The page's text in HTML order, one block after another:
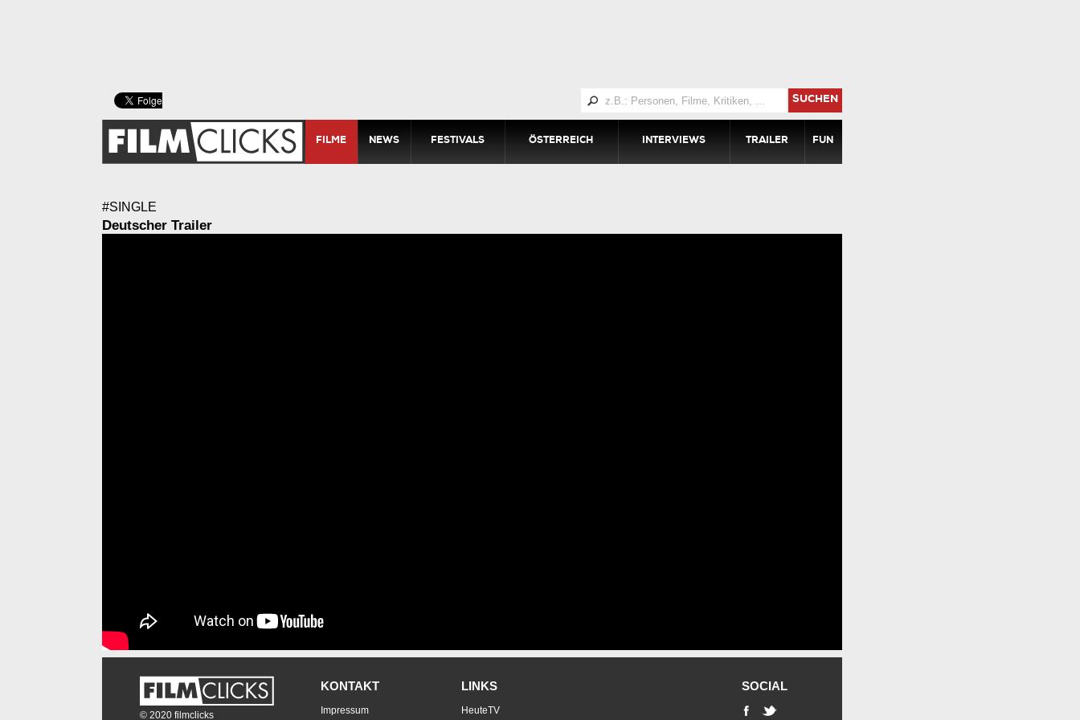
SUCHEN
FILME NEWS FESTIVALS ÖSTERREICH INTERVIEWS TRAILER FUN
#SINGLE
Deutscher Trailer
© 2020 filmclicks
KONTAKT
Impressum
LINKS
HeuteTV
SOCIAL